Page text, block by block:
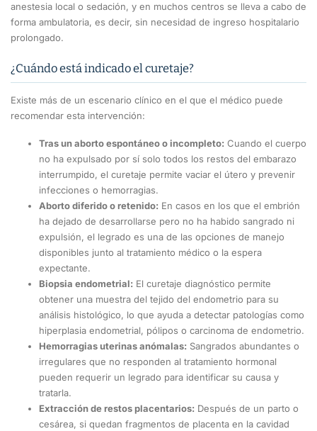
anestesia local o sedación, y en muchos centros se lleva a cabo de
forma ambulatoria, es decir, sin necesidad de ingreso hospitalario
prolongado.
¿Cuándo está indicado el curetaje?
Existe más de un escenario clínico en el que el médico puede
recomendar esta intervención:
Tras un aborto espontáneo o incompleto: Cuando el cuerpo
no ha expulsado por sí solo todos los restos del embarazo
interrumpido, el curetaje permite vaciar el útero y prevenir
infecciones o hemorragias.
Aborto diferido o retenido: En casos en los que el embrión
ha dejado de desarrollarse pero no ha habido sangrado ni
expulsión, el legrado es una de las opciones de manejo
disponibles junto al tratamiento médico o la espera
expectante.
Biopsia endometrial: El curetaje diagnóstico permite
obtener una muestra del tejido del endometrio para su
análisis histológico, lo que ayuda a detectar patologías como
hiperplasia endometrial, pólipos o carcinoma de endometrio.
Hemorragias uterinas anómalas: Sangrados abundantes o
irregulares que no responden al tratamiento hormonal
pueden requerir un legrado para identificar su causa y
tratarla.
Extracción de restos placentarios: Después de un parto o
cesárea, si quedan fragmentos de placenta en la cavidad